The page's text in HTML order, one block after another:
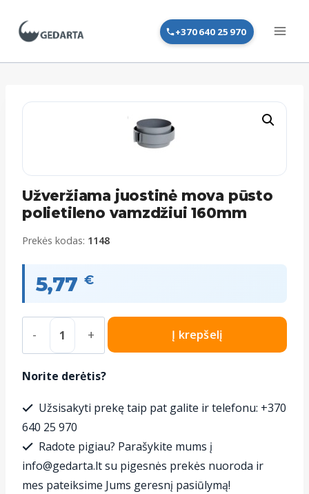
+370 640 25 970
Užveržiama juostinė mova pūsto
polietileno vamzdžiui 160mm
Prekės kodas: 1148
5,77 €
produkto
kiekis:
Užveržiama
mova
polietileno
vamzdžiui
Į krepšelį
Norite derėtis?
Užsisakyti prekę taip pat galite ir telefonu: +370
640 25 970
Radote pigiau? Parašykite mums į
info@gedarta.lt su pigesnės prekės nuoroda ir
mes pateiksime Jums geresnį pasiūlymą!